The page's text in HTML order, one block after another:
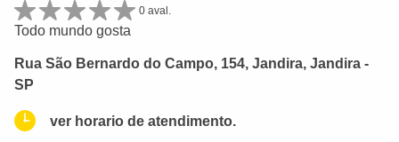
0 aval.
Todo mundo gosta
Rua São Bernardo do Campo, 154, Jandira, Jandira -
SP
ver horario de atendimento.